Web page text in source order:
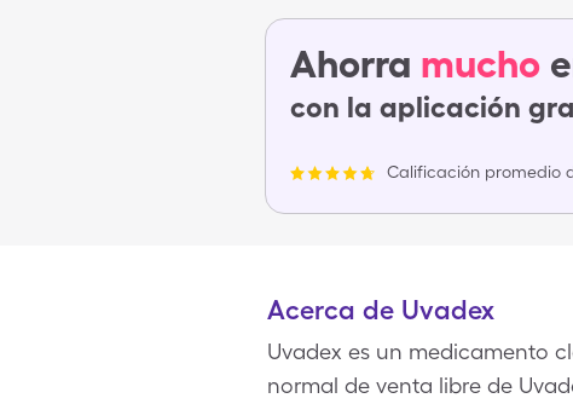
Ahorra mucho
con la aplicación
Calificación promedio
Acerca de Uvadex
Uvadex es un medicamento
normal de venta libre de